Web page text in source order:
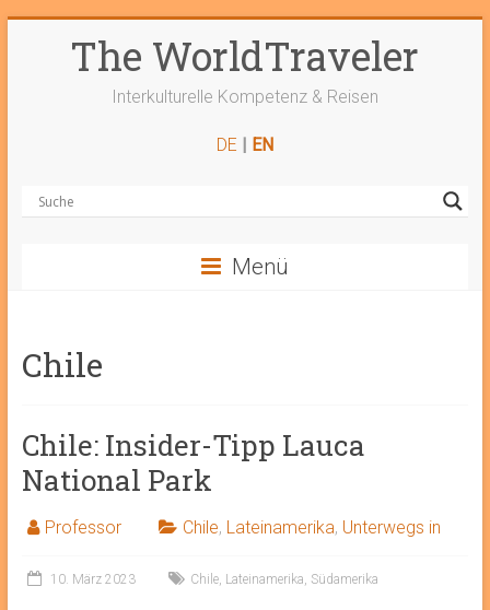
The WorldTraveler
Interkulturelle Kompetenz & Reisen
DE | EN
Menü
Chile
Chile: Insider-Tipp Lauca
National Park
Professor Chile, Lateinamerika, Unterwegs in
10. März 2023 Chile, Lateinamerika, Südamerika